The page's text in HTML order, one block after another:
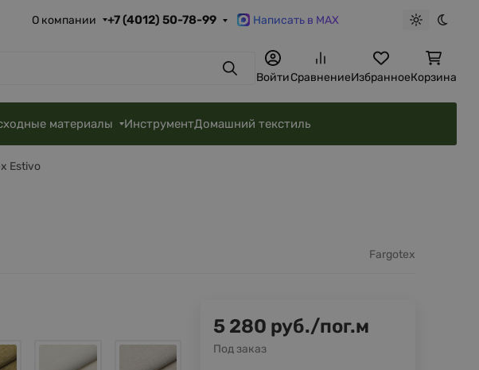
О компании +7 (4012) 50-78-99 Написать в MAX
Светлая
ПоискВойтиСравнениеИзбранноеКорзина
материалы ИнструментДомашний текстиль
Estivo
Fargotex
5 280 руб./пог.м
Под заказ